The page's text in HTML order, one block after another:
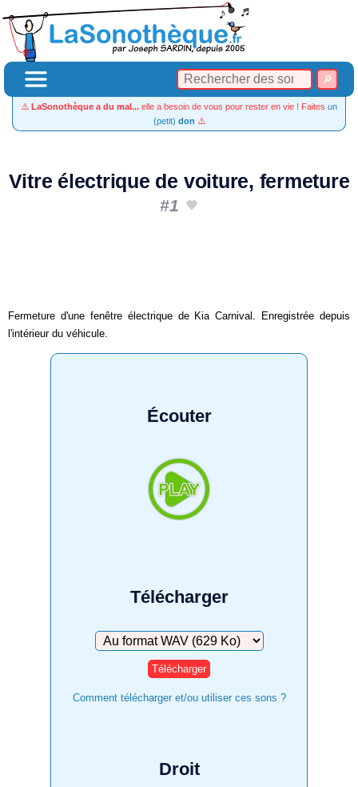
⚠️ LaSonothèque a du mal... elle a besoin de vous pour rester en vie ! Faites un
(petit) don ⚠️
Vitre électrique de voiture, fermeture
#1
Fermeture d'une fenêtre électrique de Kia Carnival. Enregistrée depuis
l'intérieur du véhicule.
Écouter
Télécharger
Télécharger
Comment télécharger et/ou utiliser ces sons ?
Droit